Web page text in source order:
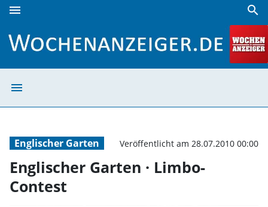
menu search
menu
Englischer Garten Veröffentlicht am 28.07.2010 00:00
Englischer Garten · Limbo-
Contest